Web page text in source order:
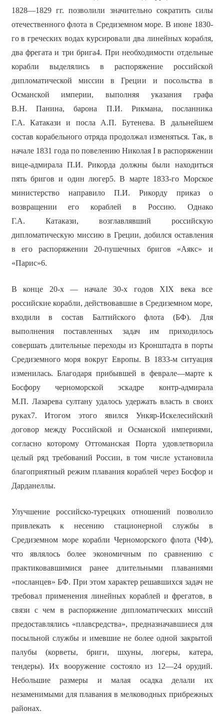
1828—1829 гг. позволили значительно сократить силы
отечественного флота в Средиземном море. В июне 1830-
го в греческих водах курсировали два линейных корабля,
два фрегата и три брига4. При необходимости отдельные
корабли выделялись в распоряжение российской
дипломатической миссии в Греции и посольства в
Османской империи, выполняя указания графа
В.Н. Панина, барона П.И. Рикмана, посланника
Г.А. Катакази и посла А.П. Бутенева. В дальнейшем
состав корабельного отряда продолжал изменяться. Так, в
начале 1831 года по повелению Николая I в распоряжении
вице-адмирала П.И. Рикорда должны были находиться
пять бригов и один люгер5. В марте 1833-го Морское
министерство направило П.И. Рикорду приказ о
возвращении его кораблей в Россию. Однако
Г.А. Катакази, возглавлявший российскую
дипломатическую миссию в Греции, добился оставления
в его распоряжении 20-пушечных бригов «Аякс» и
«Парис»6.
В конце 20-х — начале 30-х годов XIX века все
российские корабли, действовавшие в Средиземном море,
входили в состав Балтийского флота (БФ). Для
выполнения поставленных задач им приходилось
совершать длительные переходы из Кронштадта в порты
Средиземного моря вокруг Европы. В 1833-м ситуация
изменилась. Благодаря прибывшей в феврале—марте к
Босфору черноморской эскадре контр-адмирала
М.П. Лазарева султану удалось удержать власть в своих
руках7. Итогом этого явился Ункяр-Искелесийский
договор между Российской и Османской империями,
согласно которому Оттоманская Порта удовлетворила
целый ряд требований России, в том числе установила
благоприятный режим плавания кораблей через Босфор и
Дарданеллы.
Улучшение российско-турецких отношений позволило
привлекать к несению стационерной службы в
Средиземном море корабли Черноморского флота (ЧФ),
что являлось более экономичным по сравнению с
практиковавшимися ранее длительными плаваниями
«посланцев» БФ. При этом характер решавшихся задач не
требовал применения линейных кораблей и фрегатов, в
связи с чем в распоряжение дипломатических миссий
предоставлялись «плавсредства», предназначавшиеся для
посыльной службы и имевшие не более одной закрытой
палубы (корветы, бриги, шхуны, люгеры, катера,
тендеры). Их вооружение состояло из 12—24 орудий.
Небольшие размеры и малая осадка делали их
незаменимыми для плавания в мелководных прибрежных
районах.